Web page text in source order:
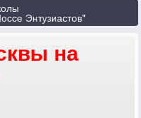
Энтузиастов"
на